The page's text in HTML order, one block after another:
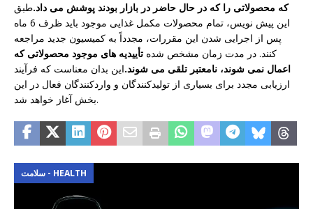
که محصولاتی را که در حال حاضر در بازار بودند پوشش می داد.طبق
این پیش نویس، تمام محصولات مکمل غذایی موجود باید ظرف 6 ماه
پس از اجرایی شدن این مقررات، مجدداً به کمیسیون جدید مراجعه
کنند. در مدت زمان مشخص شده تأییدیه های موجود محصولاتی که
اعمال نمی شوند، نامعتبر تلقی می شوند.این بدان معناست که فرآیند
ارزیابی مجدد برای بسیاری از تولیدکنندگان و واردکنندگان فعال در این
بخش آغاز خواهد شد.
سلامت - HEALTH